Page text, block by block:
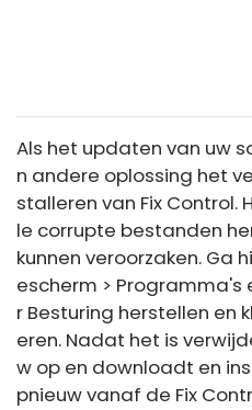
Als het updaten van uw
n andere oplossing het
stalleren van Fix Control.
le corrupte bestanden
kunnen veroorzaken. Ga
escherm >
r Besturing herstellen en
eren. Nadat het is
w op en downloadt en
pnieuw vanaf de Fix